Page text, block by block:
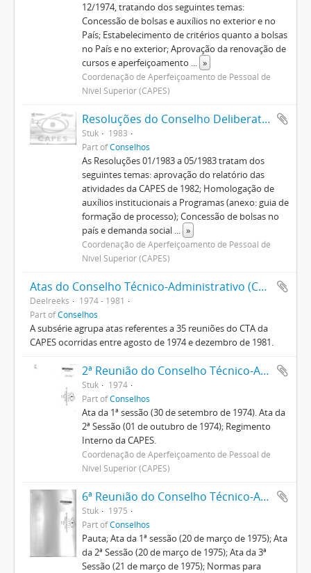
12/1974, tratando dos seguintes temas:
Concessão de bolsas e auxílios no exterior e no
País; Estabelecimento de critérios quanto a bolsas
no País e no exterior; Aprovação da renovação de
cursos e aperfeiçoamento ... »
Coordenação de Aperfeiçoamento de Pessoal de
Nível Superior (CAPES)
Resoluções do Conselho Deliberativo (1982-1992)
Stuk
1983
Part ofConselhos
As Resoluções 01/1983 a 05/1983 tratam dos
seguintes temas: aprovação do relatório das
atividades da CAPES de 1982; Homologação de
auxílios institucionais a Programas (anexo: guia de
formação de processo); Concessão de bolsas no
país e demanda social ... »
Coordenação de Aperfeiçoamento de Pessoal de
Nível Superior (CAPES)
Atas do Conselho Técnico-Administrativo (CTA) 1974-1981
Deelreeks
1974 - 1981
Part ofConselhos
A subsérie agrupa atas referentes a 35 reuniões do CTA da
CAPES ocorridas entre agosto de 1974 e dezembro de 1981.
2ª Reunião do Conselho Técnico-Administrativo
Stuk
1974
Part ofConselhos
Ata da 1ª sessão (30 de setembro de 1974). Ata da
2ª Sessão (01 de outubro de 1974); Regimento
Interno da CAPES.
Coordenação de Aperfeiçoamento de Pessoal de
Nível Superior (CAPES)
6ª Reunião do Conselho Técnico-Administrativo
Stuk
1975
Part ofConselhos
Pauta; Ata da 1ª sessão (20 de março de 1975); Ata
da 2ª Sessão (20 de março de 1975); Ata da 3ª
Sessão (21 de março de 1975); Normas para